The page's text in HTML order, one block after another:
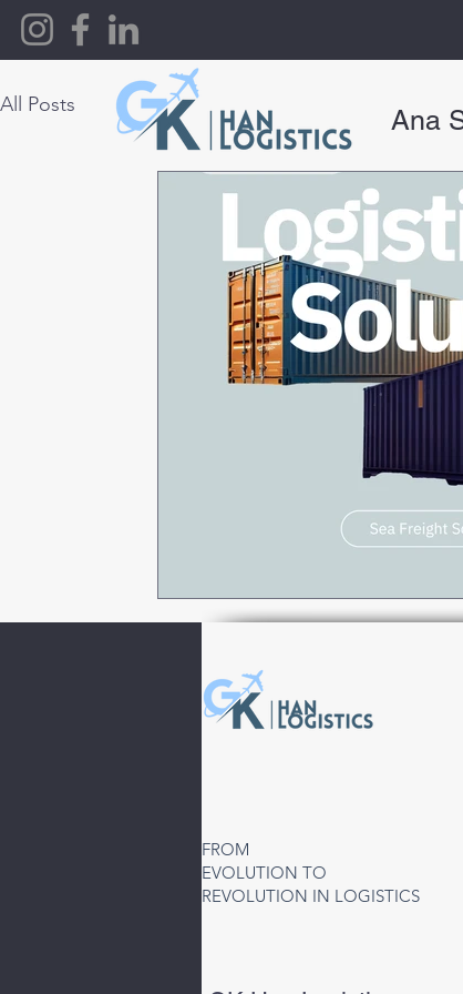
Ana
All Posts
FROM
EVOLUTION TO
REVOLUTION IN LOGISTICS